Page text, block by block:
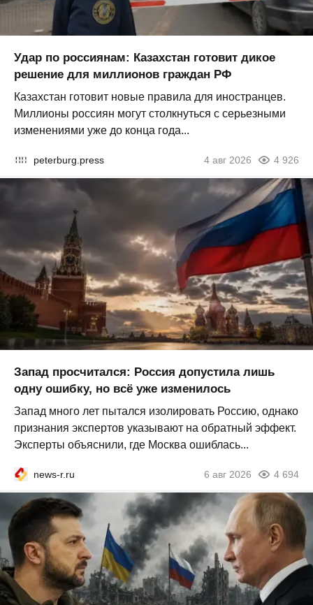
Удар по россиянам: Казахстан готовит дикое
решение для миллионов граждан РФ
Казахстан готовит новые правила для иностранцев.
Миллионы россиян могут столкнуться с серьезными
изменениями уже до конца года...
peterburg.press 4 авг 2026 4 926
Запад просчитался: Россия допустила лишь
одну ошибку, но всё уже изменилось
Запад много лет пытался изолировать Россию, однако
признания экспертов указывают на обратный эффект.
Эксперты объяснили, где Москва ошиблась...
news-r.ru 6 авг 2026 4 694